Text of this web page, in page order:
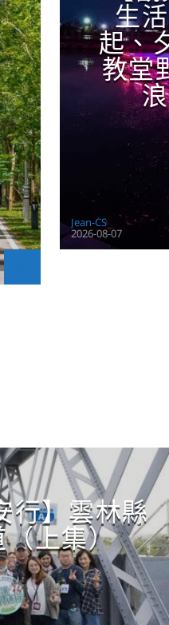
生
起、
教堂
Jean-CS
2026-08-07
行】雲林縣
上集）